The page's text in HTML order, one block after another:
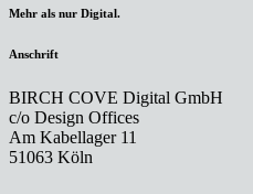
Mehr als nur Digital.
Anschrift
BIRCH COVE Digital GmbH
c/o Design Offices
Am Kabellager 11
51063 Köln